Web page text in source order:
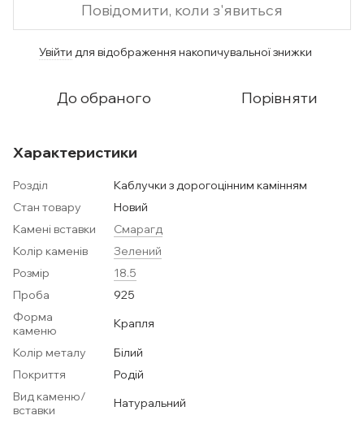
Повідомити, коли з'явиться
Увійти для відображення накопичувальної знижки
До обраного Порівняти
Характеристики
Розділ
Каблучки з дорогоцінним камінням
Стан товару
Новий
Камені вставки
Смарагд
Колір каменів
Зелений
Розмір
18.5
Проба
925
Форма
каменю
Крапля
Колір металу
Білий
Покриття
Родій
Вид каменю/
вставки
Натуральний